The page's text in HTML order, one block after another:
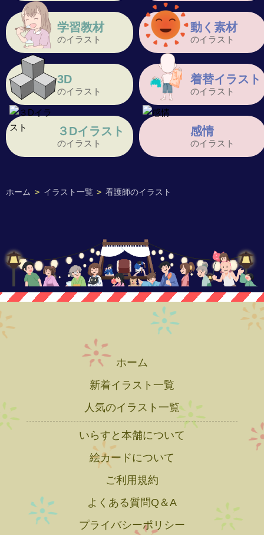
ホーム > イラスト一覧 > 看護師のイラスト
学習教材
のイラスト
動く素材
のイラスト
3D
のイラスト
着替イラスト
のイラスト
３Dイラスト
のイラスト
感情
のイラスト
ホーム
新着イラスト一覧
人気のイラスト一覧
いらすと本舗について
絵カードについて
ご利用規約
よくある質問Q＆A
プライバシーポリシー